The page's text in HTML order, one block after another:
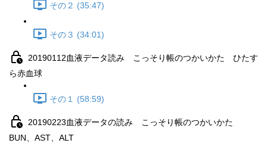
その２ (35:47)
その３ (34:01)
20190112血液データ読み こっそり帳のつかいかた ひたす
ら赤血球
その１ (58:59)
20190223血液データの読み こっそり帳のつかいかた
BUN、AST、ALT